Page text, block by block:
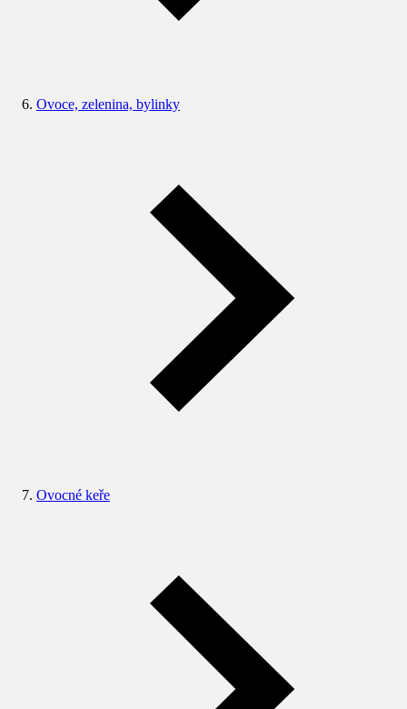
Ovoce, zelenina, bylinky
Ovocné keře